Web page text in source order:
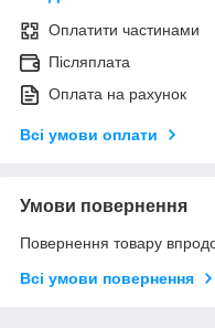
Оплатити частинами
Післяплата
Оплата на рахунок
Всі умови оплати
Умови повернення
Повернення товару
Всі умови повернення